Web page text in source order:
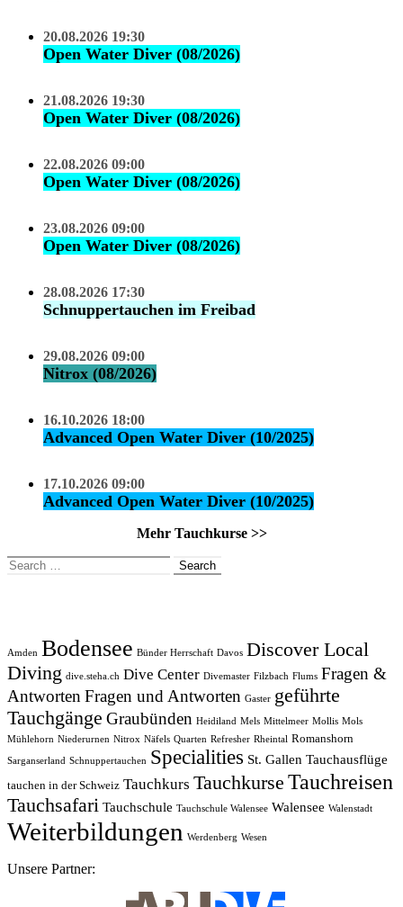
20.08.2026 19:30
Open Water Diver (08/2026)
21.08.2026 19:30
Open Water Diver (08/2026)
22.08.2026 09:00
Open Water Diver (08/2026)
23.08.2026 09:00
Open Water Diver (08/2026)
28.08.2026 17:30
Schnuppertauchen im Freibad
29.08.2026 09:00
Nitrox (08/2026)
16.10.2026 18:00
Advanced Open Water Diver (10/2025)
17.10.2026 09:00
Advanced Open Water Diver (10/2025)
Mehr Tauchkurse >>
Search
Amden Bodensee Bünder Herrschaft Davos Discover Local
Diving dive.steha.ch Dive Center Divemaster Filzbach Flums Fragen &
Antworten Fragen und Antworten Gaster geführte
Tauchgänge Graubünden Heidiland Mels Mittelmeer Mollis Mols
Mühlehorn Niederurnen Nitrox Näfels Quarten Refresher Rheintal Romanshorn
Sarganserland Schnuppertauchen Specialities St. Gallen Tauchausflüge
tauchen in der Schweiz Tauchkurs Tauchkurse Tauchreisen
Tauchsafari Tauchschule Tauchschule Walensee Walensee Walenstadt
Weiterbildungen Werdenberg Wesen
Unsere Partner: